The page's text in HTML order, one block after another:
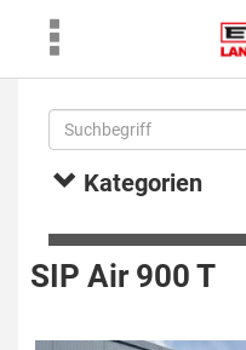
Kategorien
SIP Air 900 T